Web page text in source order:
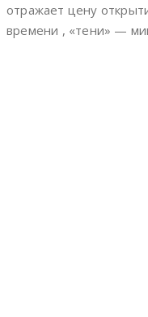
отражает цену
времени , «тени» —